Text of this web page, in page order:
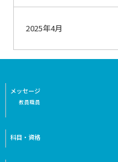
2025年4月
メッセージ
教員職員
科目・資格